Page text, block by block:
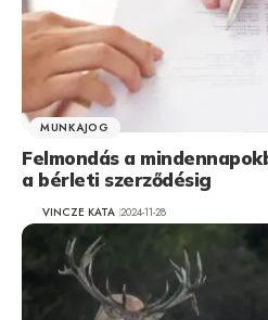
MUNKAJOG
Felmondás a
a bérleti szerződésig
VINCZE KATA 2024-11-28